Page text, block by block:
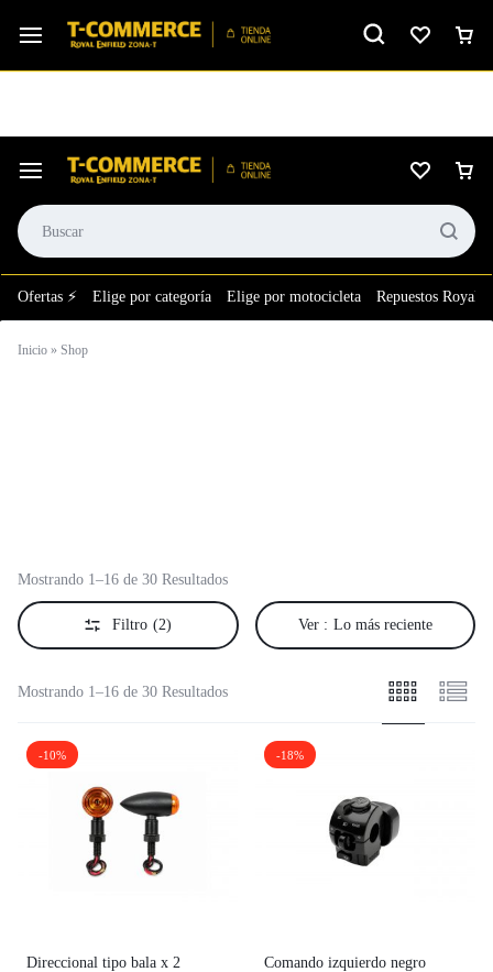
⚙️El taller más grande de LATAM en tu bolsillo. Ver calificación
Ofertas ⚡ Elige por categoría Elige por motocicleta Repuestos Royal
Inicio » Shop
Mostrando 1–16 de 30 Resultados
Filtro (2) Ver : Lo más reciente
Mostrando 1–16 de 30 Resultados
-10%
Direccional tipo bala x 2
-18%
Comando izquierdo negro